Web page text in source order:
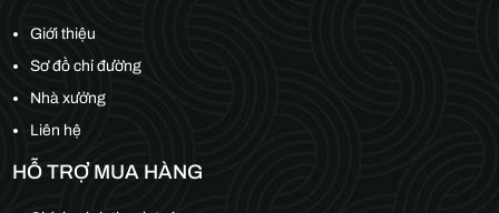
Giới thiệu
Sơ đồ chỉ đường
Nhà xưởng
Liên hệ
HỖ TRỢ MUA HÀNG